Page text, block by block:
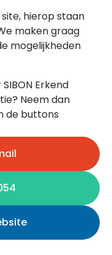
hierop staan
maken graag
mogelijkheden
Erkend
Neem dan
de buttons